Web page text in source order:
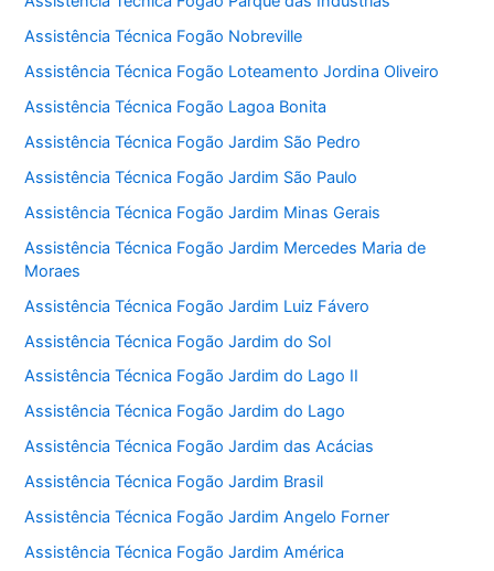
Assistência Técnica Fogão Nobreville
Assistência Técnica Fogão Loteamento Jordina Oliveiro
Assistência Técnica Fogão Lagoa Bonita
Assistência Técnica Fogão Jardim São Pedro
Assistência Técnica Fogão Jardim São Paulo
Assistência Técnica Fogão Jardim Minas Gerais
Assistência Técnica Fogão Jardim Mercedes Maria de
Moraes
Assistência Técnica Fogão Jardim Luiz Fávero
Assistência Técnica Fogão Jardim do Sol
Assistência Técnica Fogão Jardim do Lago II
Assistência Técnica Fogão Jardim do Lago
Assistência Técnica Fogão Jardim das Acácias
Assistência Técnica Fogão Jardim Brasil
Assistência Técnica Fogão Jardim Angelo Forner
Assistência Técnica Fogão Jardim América